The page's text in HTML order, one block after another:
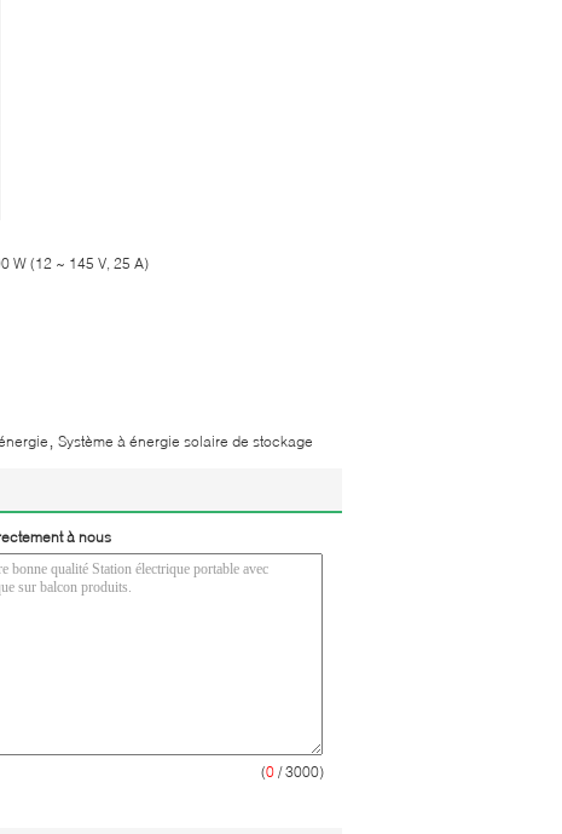
W (12 ~ 145 V, 25 A)
Système à énergie solaire de stockage
à nous
(0 / 3000)